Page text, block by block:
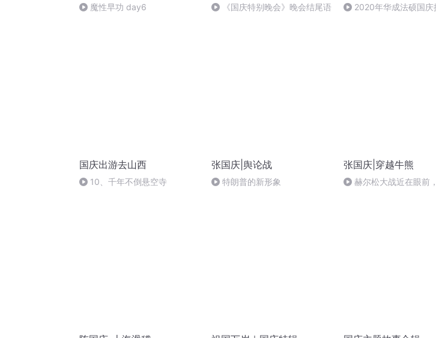
魔性早功 day6 《国庆特别晚会》晚会结尾语
2020年华成法硕国庆
国庆出游去山西
10、千年不倒悬空寺
张国庆|舆论战
特朗普的新形象
张国庆|穿越牛熊
赫尔松大战近在眼前